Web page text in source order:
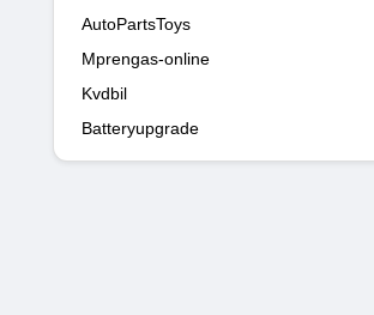
AutoPartsToys
Mprengas-online
Kvdbil
Batteryupgrade